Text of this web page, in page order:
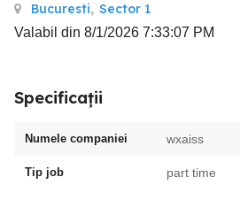
Bucuresti, Sector 1
Valabil din 8/1/2026 7:33:07 PM
Specificații
Numele companiei wxaiss
Tip job part time